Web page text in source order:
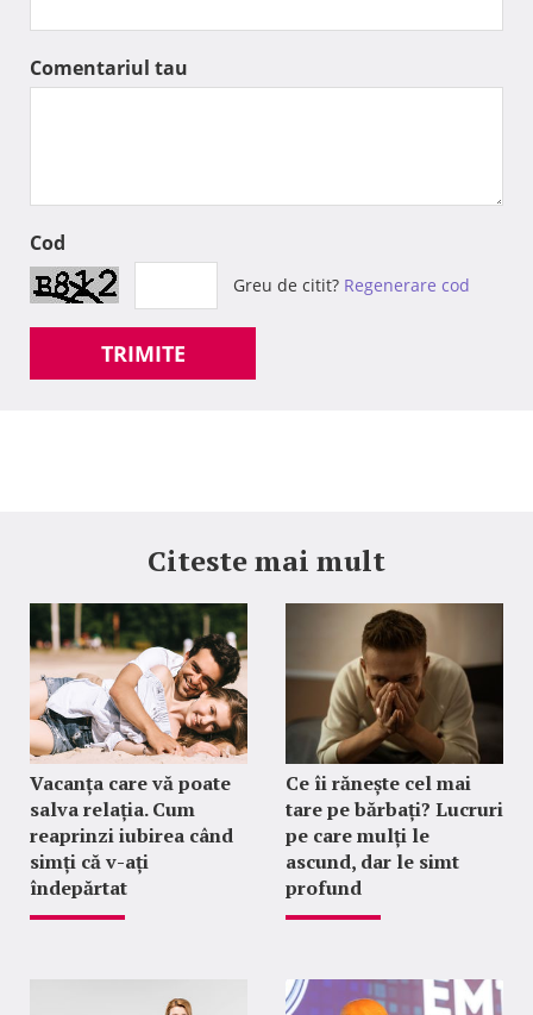
Comentariul tau
Cod
Greu de citit? Regenerare cod
TRIMITE
Citeste mai mult
Vacanța care vă poate
salva relația. Cum
reaprinzi iubirea când
simți că v-ați
îndepărtat
Ce îi rănește cel mai
tare pe bărbați? Lucruri
pe care mulți le
ascund, dar le simt
profund